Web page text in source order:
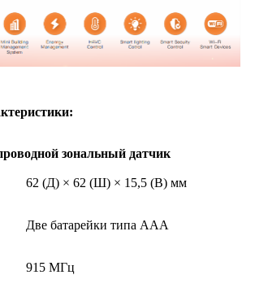
зональный датчик
62 (Д) × 62 (Ш) × 15,5 (В) мм
Две батарейки типа ААА
915 МГц